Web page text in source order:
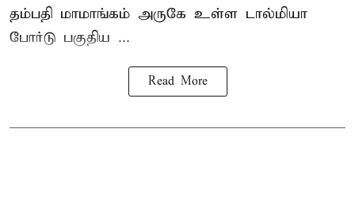
தம்பதி மாமாங்கம் அருகே உள்ள டால்மியா
போர்டு பகுதிய ...
Read More